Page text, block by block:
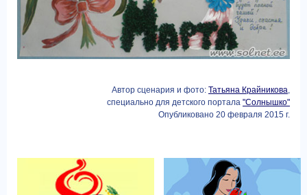
Автор сценария и фото: Татьяна Крайникова,
специально для детского портала "Солнышко"
Опубликовано 20 февраля 2015 г.